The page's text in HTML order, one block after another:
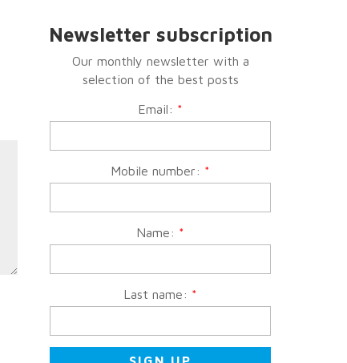
Newsletter subscription
Our monthly newsletter with a
selection of the best posts
Email: *
Mobile number: *
Name: *
Last name: *